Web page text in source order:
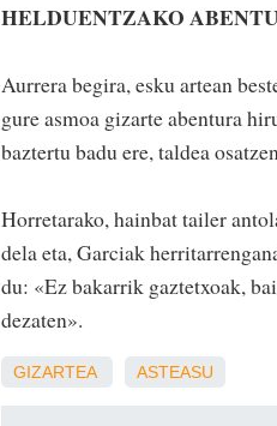
HELDUENTZAKO
Aurrera begira, esku artean
gure asmoa gizarte abentura
baztertu badu ere, taldea
Horretarako, hainbat tailer
dela eta, Garciak
du: «Ez bakarrik gaztetxoak,
dezaten».
GIZARTEA ASTEASU